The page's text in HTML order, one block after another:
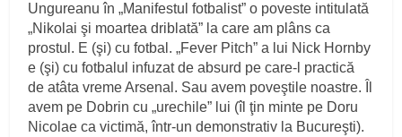
Ungureanu în „Manifestul fotbalist” o poveste intitulată
„Nikolai şi moartea driblată” la care am plâns ca
prostul. E (şi) cu fotbal. „Fever Pitch” a lui Nick Hornby
e (şi) cu fotbalul infuzat de absurd pe care-l practică
de atâta vreme Arsenal. Sau avem poveştile noastre. Îl
avem pe Dobrin cu „urechile” lui (îl ţin minte pe Doru
Nicolae ca victimă, într-un demonstrativ la Bucureşti).